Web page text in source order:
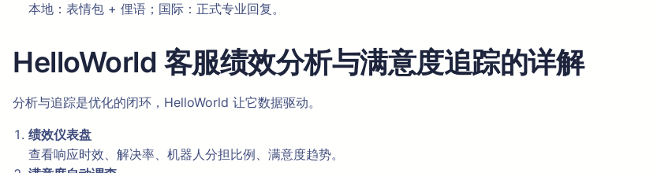
本地：表情包 + 俚语；国际：正式专业回复。
HelloWorld 客服绩效分析与满意度追踪的详解
分析与追踪是优化的闭环，HelloWorld 让它数据驱动。
绩效仪表盘
查看响应时效、解决率、机器人分担比例、满意度趋势。